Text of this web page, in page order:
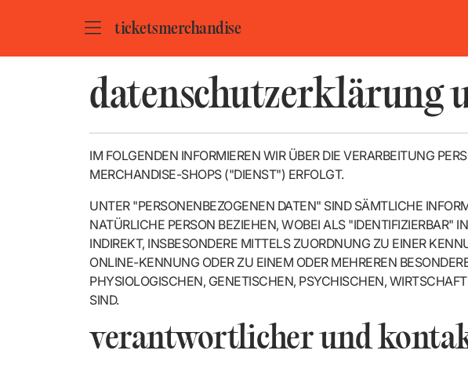
ticketsmerchandise
datenschutzerklärung
IM FOLGENDEN INFORMIEREN WIR ÜBER DIE VERARBEITUNG
MERCHANDISE-SHOPS ("DIENST") ERFOLGT.
UNTER "PERSONENBEZOGENEN DATEN" SIND SÄMTLICHE
NATÜRLICHE PERSON BEZIEHEN, WOBEI ALS "IDENTIFIZIERBAR"
INDIREKT, INSBESONDERE MITTELS ZUORDNUNG ZU EINER
ONLINE-KENNUNG ODER ZU EINEM ODER MEHREREN
PHYSIOLOGISCHEN, GENETISCHEN, PSYCHISCHEN,
SIND.
verantwortlicher und